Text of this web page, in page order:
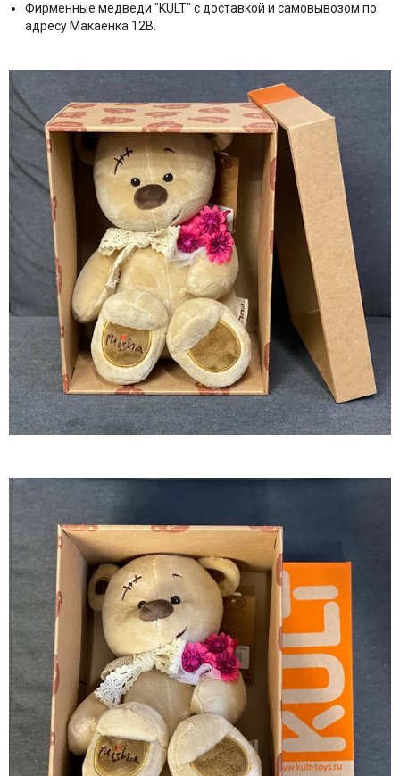
Фирменные медведи "KULT" с доставкой и самовывозом по
адресу Макаенка 12В.